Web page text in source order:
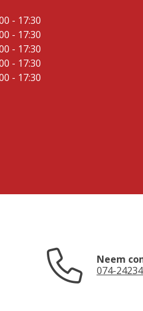
- 17:30
- 17:30
- 17:30
- 17:30
- 17:30
Neem
074-